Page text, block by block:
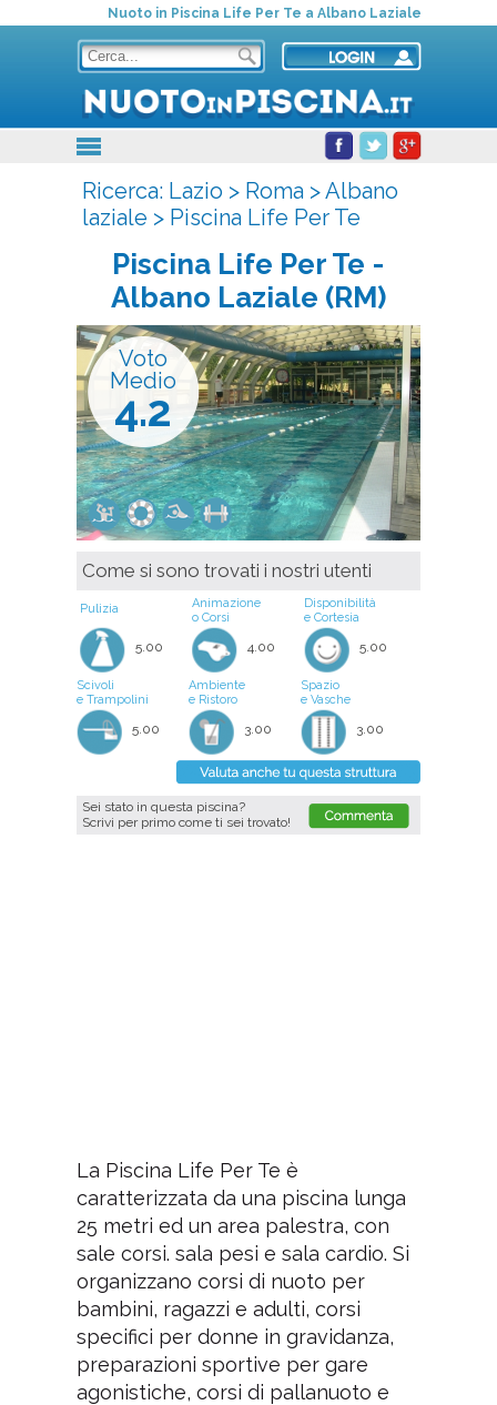
Nuoto in Piscina Life Per Te a Albano Laziale
Ricerca: Lazio > Roma>Albano
laziale > Piscina Life Per Te
Piscina Life Per Te -
Albano Laziale (RM)
Voto
Medio
4.2
Come si sono trovati i nostri utenti
Pulizia
5.00
Animazione
o Corsi
4.00
Disponibilità
e Cortesia
5.00
Scivoli
e Trampolini
5.00
Ambiente
e Ristoro
3.00
Spazio
e Vasche
3.00
Sei stato in questa piscina?
Scrivi per primo come ti sei trovato!
La Piscina Life Per Te è
caratterizzata da una piscina lunga
25 metri ed un area palestra, con
sale corsi. sala pesi e sala cardio. Si
organizzano corsi di nuoto per
bambini, ragazzi e adulti, corsi
specifici per donne in gravidanza,
preparazioni sportive per gare
agonistiche, corsi di pallanuoto e